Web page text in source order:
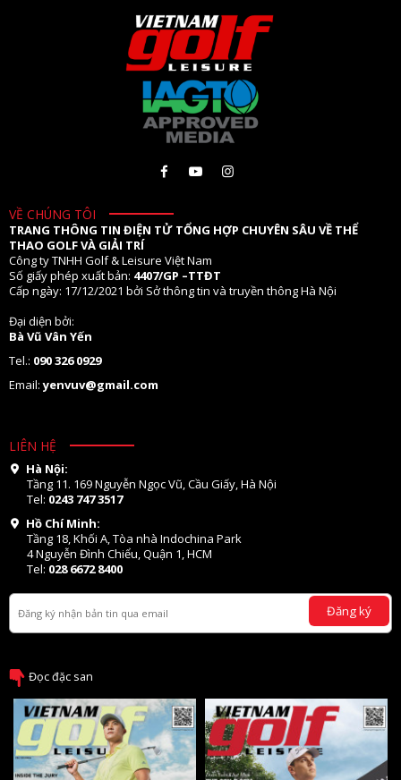
VỀ CHÚNG TÔI
TRANG THÔNG TIN ĐIỆN TỬ TỔNG HỢP CHUYÊN SÂU VỀ THỂ
THAO GOLF VÀ GIẢI TRÍ
Công ty TNHH Golf & Leisure Việt Nam
Số giấy phép xuất bản: 4407/GP –TTĐT
Cấp ngày: 17/12/2021 bởi Sở thông tin và truyền thông Hà Nội
Đại diện bởi:
Bà Vũ Vân Yến
Tel.: 090 326 0929
Email:yenvuv@gmail.com
LIÊN HỆ
Hà Nội:
Tầng 11. 169 Nguyễn Ngọc Vũ, Cầu Giấy, Hà Nội
Tel: 0243 747 3517
Hồ Chí Minh:
Tầng 18, Khối A, Tòa nhà Indochina Park
4 Nguyễn Đình Chiểu, Quận 1, HCM
Tel: 028 6672 8400
Đăng ký
Đọc đặc san